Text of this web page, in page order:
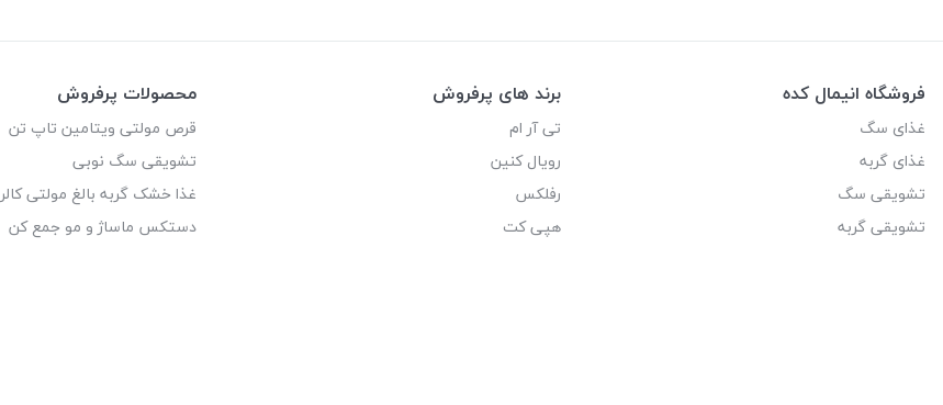
فروشگاه انیمال کده
غذای سگ
غذای گربه
تشویقی سگ
تشویقی گربه
برند های پرفروش
تی آر ام
رویال کنین
رفلکس
هپی کت
محصولات پرفروش
قرص مولتی ویتامین تاپ تن
تشویقی سگ نوبی
غذا خشک گربه بالغ مولتی کالر
دستکس ماساژ و مو جمع کن